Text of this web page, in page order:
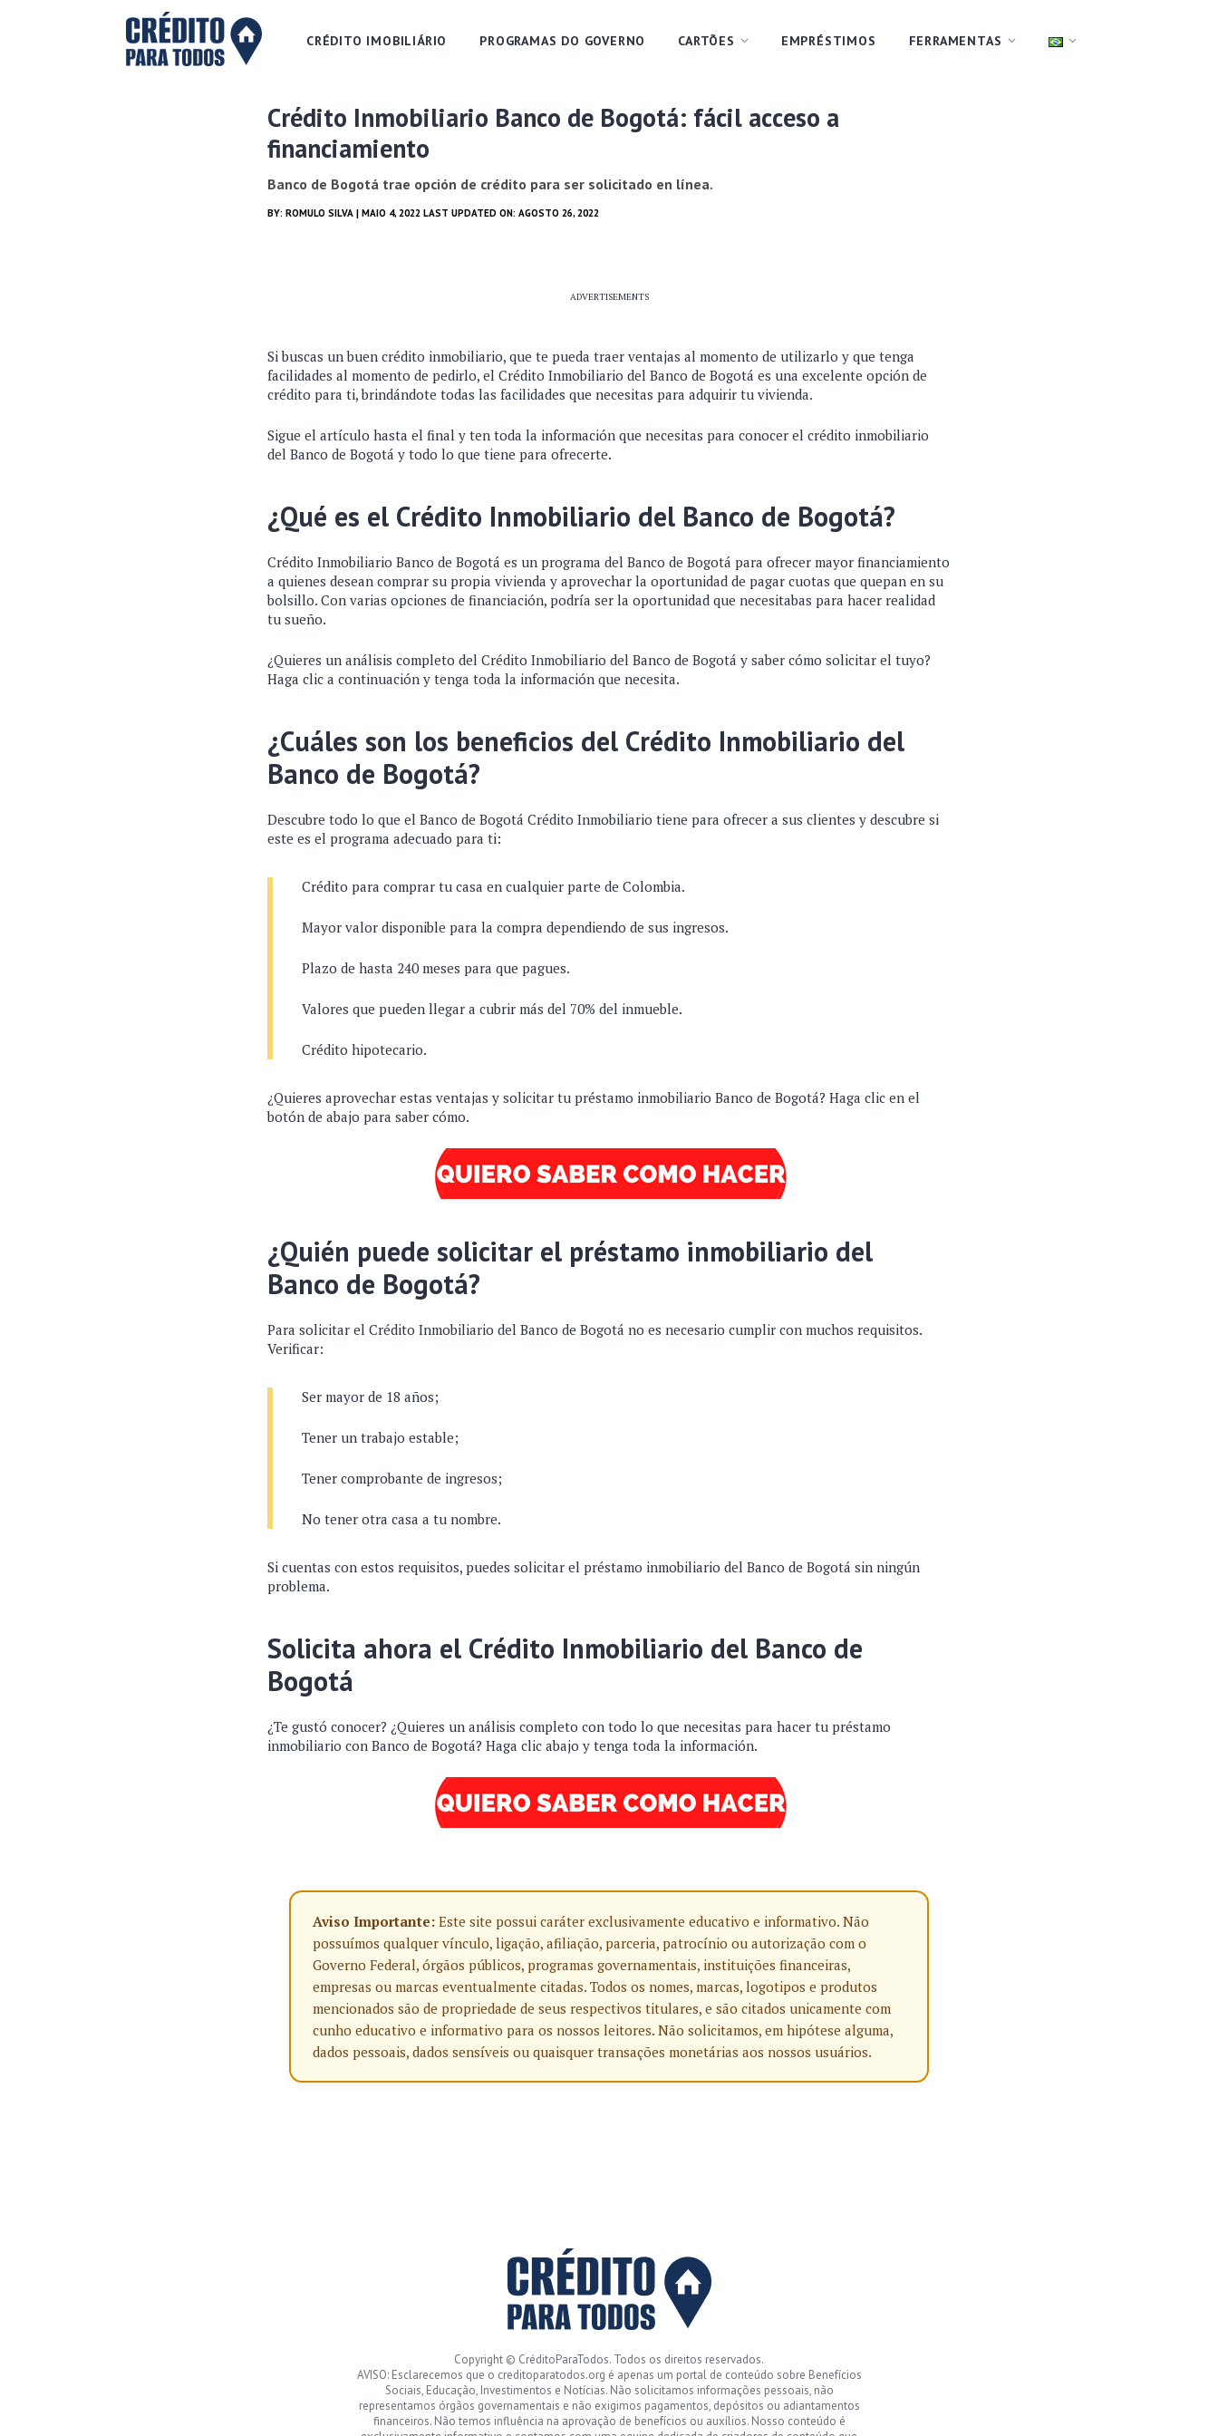
CRÉDITO IMOBILIÁRIO PROGRAMAS DO GOVERNO CARTÕES EMPRÉSTIMOS FERRAMENTAS
Crédito Inmobiliario Banco de Bogotá: fácil acceso a
financiamiento
Banco de Bogotá trae opción de crédito para ser solicitado en línea.
BY: ROMULO SILVA | MAIO 4, 2022 LAST UPDATED ON: AGOSTO 26, 2022
ADVERTISEMENTS
Si buscas un buen crédito inmobiliario, que te pueda traer ventajas al momento de utilizarlo y que tenga
facilidades al momento de pedirlo, el Crédito Inmobiliario del Banco de Bogotá es una excelente opción de
crédito para ti, brindándote todas las facilidades que necesitas para adquirir tu vivienda.
Sigue el artículo hasta el final y ten toda la información que necesitas para conocer el crédito inmobiliario
del Banco de Bogotá y todo lo que tiene para ofrecerte.
¿Qué es el Crédito Inmobiliario del Banco de Bogotá?
Crédito Inmobiliario Banco de Bogotá es un programa del Banco de Bogotá para ofrecer mayor financiamiento
a quienes desean comprar su propia vivienda y aprovechar la oportunidad de pagar cuotas que quepan en su
bolsillo. Con varias opciones de financiación, podría ser la oportunidad que necesitabas para hacer realidad
tu sueño.
¿Quieres un análisis completo del Crédito Inmobiliario del Banco de Bogotá y saber cómo solicitar el tuyo?
Haga clic a continuación y tenga toda la información que necesita.
¿Cuáles son los beneficios del Crédito Inmobiliario del
Banco de Bogotá?
Descubre todo lo que el Banco de Bogotá Crédito Inmobiliario tiene para ofrecer a sus clientes y descubre si
este es el programa adecuado para ti:
Crédito para comprar tu casa en cualquier parte de Colombia.
Mayor valor disponible para la compra dependiendo de sus ingresos.
Plazo de hasta 240 meses para que pagues.
Valores que pueden llegar a cubrir más del 70% del inmueble.
Crédito hipotecario.
¿Quieres aprovechar estas ventajas y solicitar tu préstamo inmobiliario Banco de Bogotá? Haga clic en el
botón de abajo para saber cómo.
¿Quién puede solicitar el préstamo inmobiliario del
Banco de Bogotá?
Para solicitar el Crédito Inmobiliario del Banco de Bogotá no es necesario cumplir con muchos requisitos.
Verificar:
Ser mayor de 18 años;
Tener un trabajo estable;
Tener comprobante de ingresos;
No tener otra casa a tu nombre.
Si cuentas con estos requisitos, puedes solicitar el préstamo inmobiliario del Banco de Bogotá sin ningún
problema.
Solicita ahora el Crédito Inmobiliario del Banco de
Bogotá
¿Te gustó conocer? ¿Quieres un análisis completo con todo lo que necesitas para hacer tu préstamo
inmobiliario con Banco de Bogotá? Haga clic abajo y tenga toda la información.
Aviso Importante: Este site possui caráter exclusivamente educativo e informativo. Não
possuímos qualquer vínculo, ligação, afiliação, parceria, patrocínio ou autorização com o
Governo Federal, órgãos públicos, programas governamentais, instituições financeiras,
empresas ou marcas eventualmente citadas. Todos os nomes, marcas, logotipos e produtos
mencionados são de propriedade de seus respectivos titulares, e são citados unicamente com
cunho educativo e informativo para os nossos leitores. Não solicitamos, em hipótese alguma,
dados pessoais, dados sensíveis ou quaisquer transações monetárias aos nossos usuários.
Copyright © CréditoParaTodos. Todos os direitos reservados.
AVISO: Esclarecemos que o creditoparatodos.org é apenas um portal de conteúdo sobre Benefícios
Sociais, Educação, Investimentos e Notícias. Não solicitamos informações pessoais, não
representamos órgãos governamentais e não exigimos pagamentos, depósitos ou adiantamentos
financeiros. Não temos influência na aprovação de benefícios ou auxílios. Nosso conteúdo é